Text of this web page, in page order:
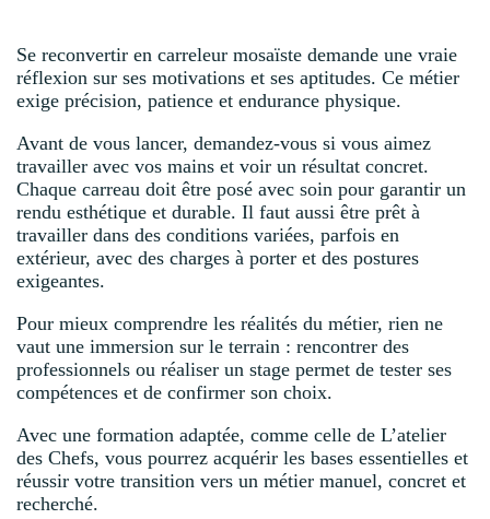
Se reconvertir en carreleur mosaïste demande une vraie
réflexion sur ses motivations et ses aptitudes. Ce métier
exige précision, patience et endurance physique.
Avant de vous lancer, demandez-vous si vous aimez
travailler avec vos mains et voir un résultat concret.
Chaque carreau doit être posé avec soin pour garantir un
rendu esthétique et durable. Il faut aussi être prêt à
travailler dans des conditions variées, parfois en
extérieur, avec des charges à porter et des postures
exigeantes.
Pour mieux comprendre les réalités du métier, rien ne
vaut une immersion sur le terrain : rencontrer des
professionnels ou réaliser un stage permet de tester ses
compétences et de confirmer son choix.
Avec une formation adaptée, comme celle de L’atelier
des Chefs, vous pourrez acquérir les bases essentielles et
réussir votre transition vers un métier manuel, concret et
recherché.